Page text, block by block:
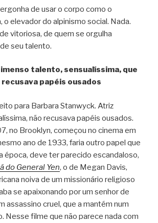
de usar o corpo como o
o elevador do alpinismo social. Nada.
vitoriosa, de quem se orgulha
seu talento.
talento, sensualíssima, que
recusava papéis ousados
para Barbara Stanwyck. Atriz
não recusava papéis ousados.
no Brooklyn, começou no cinema em
ano de 1933, faria outro papel que
época, deve ter parecido escandaloso,
do General Yen, o de Megan Davis,
noiva de um missionário religioso
se apaixonando por um senhor de
assassino cruel, que a mantém num
Nesse filme que não parece nada com